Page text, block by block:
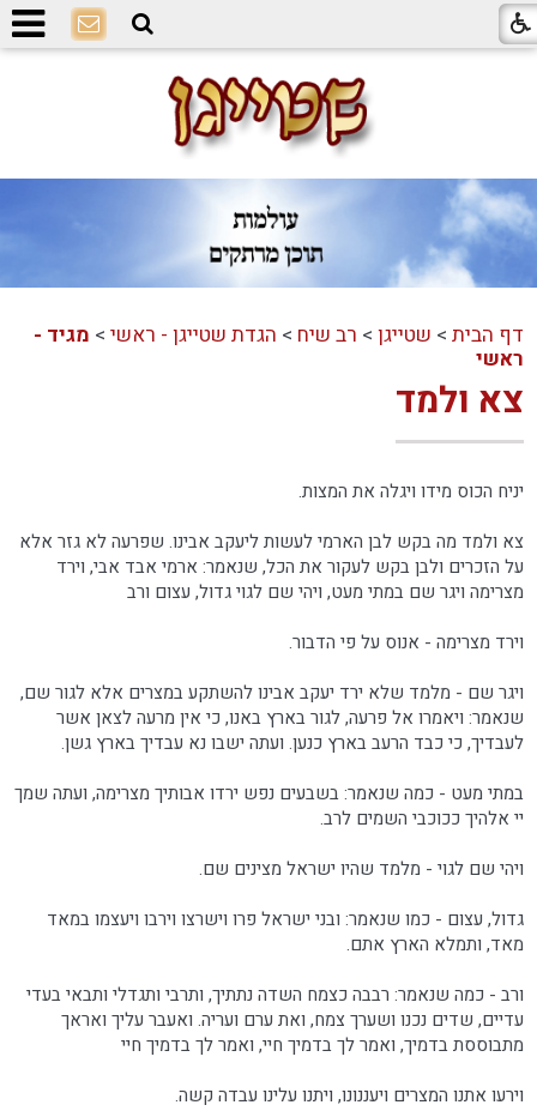
דף הבית > שטייגן > רב שיח > הגדת שטייגן - ראשי > מגיד -
ראשי
צא ולמד
יניח הכוס מידו ויגלה את המצות.
צא ולמד מה בקש לבן הארמי לעשות ליעקב אבינו. שפרעה לא גזר אלא
על הזכרים ולבן בקש לעקור את הכל, שנאמר: ארמי אבד אבי, וירד
מצרימה ויגר שם במתי מעט, ויהי שם לגוי גדול, עצום ורב
וירד מצרימה - אנוס על פי הדבור.
ויגר שם - מלמד שלא ירד יעקב אבינו להשתקע במצרים אלא לגור שם,
שנאמר: ויאמרו אל פרעה, לגור בארץ באנו, כי אין מרעה לצאן אשר
לעבדיך, כי כבד הרעב בארץ כנען. ועתה ישבו נא עבדיך בארץ גשן.
במתי מעט - כמה שנאמר: בשבעים נפש ירדו אבותיך מצרימה, ועתה שמך
יי אלהיך ככוכבי השמים לרב.
ויהי שם לגוי - מלמד שהיו ישראל מצינים שם.
גדול, עצום - כמו שנאמר: ובני ישראל פרו וישרצו וירבו ויעצמו במאד
מאד, ותמלא הארץ אתם.
ורב - כמה שנאמר: רבבה כצמח השדה נתתיך, ותרבי ותגדלי ותבאי בעדי
עדיים, שדים נכנו ושערך צמח, ואת ערם ועריה. ואעבר עליך ואראך
מתבוססת בדמיך, ואמר לך בדמיך חיי, ואמר לך בדמיך חיי
וירעו אתנו המצרים ויעננונו, ויתנו עלינו עבדה קשה.